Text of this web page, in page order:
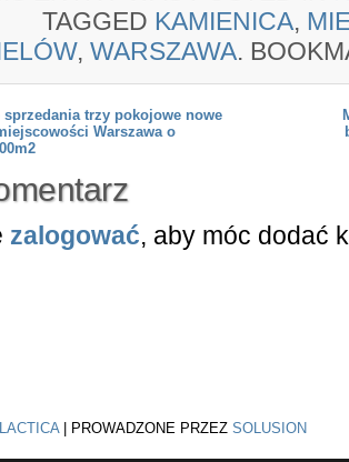
TAGGED KAMIENICA,
, WARSZAWA.
sprzedania trzy pokojowe nowe
Warszawa o
zalogować, aby móc dodać
| PROWADZONE PRZEZ SOLUSION